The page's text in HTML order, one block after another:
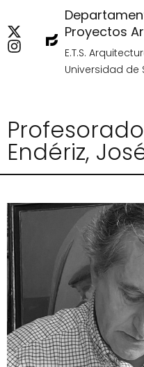
Proyectos
E.T.S.
Universidad de
Endériz,